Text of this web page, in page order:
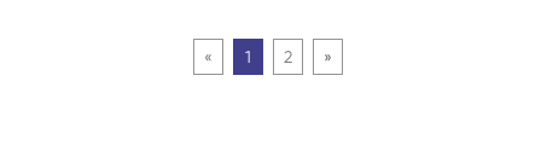
« 1 2 »